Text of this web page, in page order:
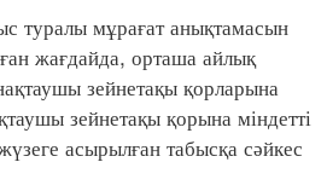
мұрағат анықтамасын
жағдайда, орташа айлық
зейнетақы қорларына
зейнетақы қорына міндетті
асырылған табысқа сәйкес